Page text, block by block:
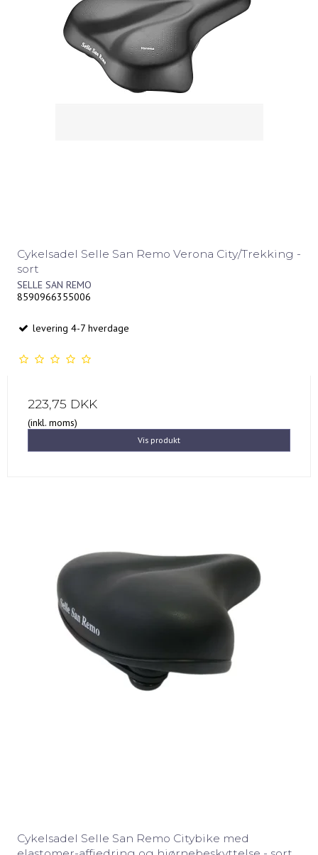
Cykelsadel Selle San Remo Verona City/Trekking -
sort
SELLE SAN REMO
8590966355006
levering 4-7 hverdage
223,75 DKK
(inkl. moms)
Vis produkt
Cykelsadel Selle San Remo Citybike med